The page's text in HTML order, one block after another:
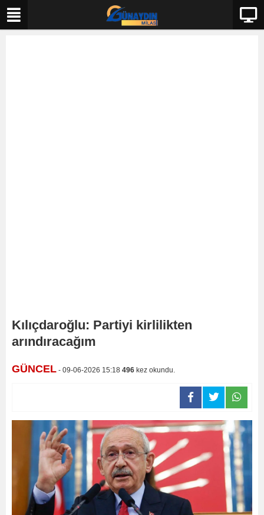
Kılıçdaroğlu: Partiyi kirlilikten
arındıracağım
GÜNCEL - 09-06-2026 15:18 496 kez okundu.